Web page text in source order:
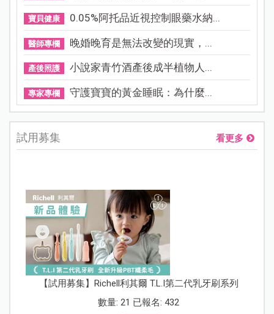
寶貝健康 0.05%阿托品近視控制眼藥水納...
醫師專欄 晚婚晚育是無法改變的現實，...
產後照護 小說家青竹酒產後成半植物人...
專家專欄 守護寶寶的黃金睡眠：為什麼...
試用募集 看更多
【試用募集】Richell利其爾 T.L.I第二代乳牙刷系列
數量: 21 已報名: 432